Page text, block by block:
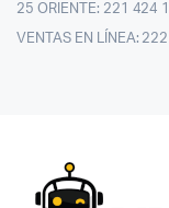
25 ORIENTE: 221 424
VENTAS EN LÍNEA: